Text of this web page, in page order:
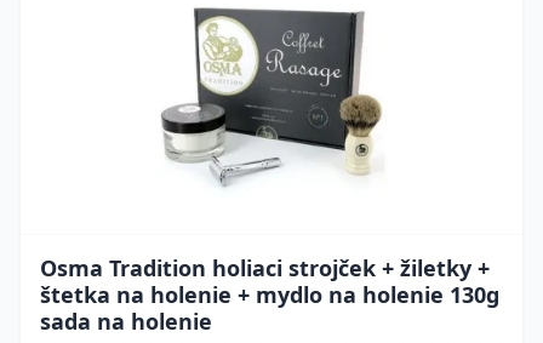
Osma Tradition holiaci strojček + žiletky +
štetka na holenie + mydlo na holenie 130g
sada na holenie